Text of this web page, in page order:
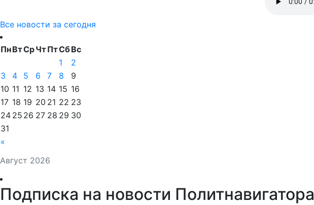
Все новости за сегодня
Август 2026
ПнВтСрЧтПтСбВс
«
1
2
3
4 5 6 7 8
9
10 11 12 13 14 15 16
17 18 19 20 21 22 23
24 25 26 27 28 29 30
31
Подписка на новости Политнавигатора